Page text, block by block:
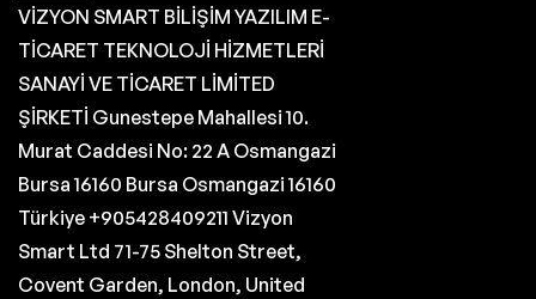
VİZYON SMART BİLİŞİM YAZILIM E-
TİCARET TEKNOLOJİ HİZMETLERİ
SANAYİ VE TİCARET LİMİTED
ŞİRKETİ Gunestepe Mahallesi 10.
Murat Caddesi No: 22 A Osmangazi
Bursa 16160 Bursa Osmangazi 16160
Türkiye +905428409211 Vizyon
Smart Ltd 71-75 Shelton Street,
Covent Garden, London, United